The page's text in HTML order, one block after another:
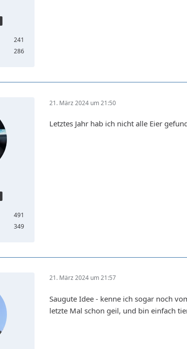
241
286
491
349
21. März 2024 um 21:50
Letztes Jahr hab ich nicht alle Eier
21. März 2024 um 21:57
Saugute Idee - kenne ich sogar noch
letzte Mal schon geil, und bin einfach